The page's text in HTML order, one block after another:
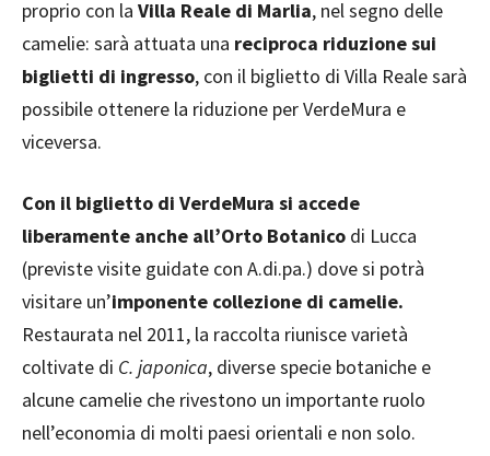
proprio con la Villa Reale di Marlia, nel segno delle
camelie: sarà attuata una reciproca riduzione sui
biglietti di ingresso, con il biglietto di Villa Reale sarà
possibile ottenere la riduzione per VerdeMura e
viceversa.
Con il biglietto di VerdeMura si accede
liberamente anche all’Orto Botanico di Lucca
(previste visite guidate con A.di.pa.) dove si potrà
visitare un’imponente collezione di camelie.
Restaurata nel 2011, la raccolta riunisce varietà
coltivate di C. japonica, diverse specie botaniche e
alcune camelie che rivestono un importante ruolo
nell’economia di molti paesi orientali e non solo.